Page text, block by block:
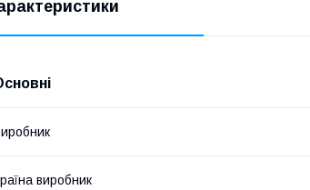
виробник